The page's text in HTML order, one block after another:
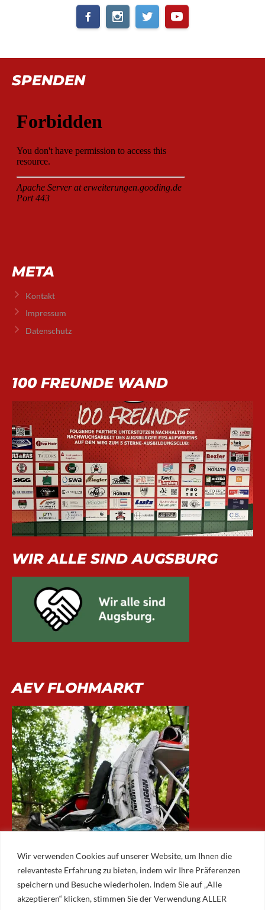
Wir verwenden Cookies auf unserer Website, um Ihnen die
relevanteste Erfahrung zu bieten, indem wir Ihre Präferenzen
speichern und Besuche wiederholen. Indem Sie auf „Alle
akzeptieren“ klicken, stimmen Sie der Verwendung ALLER
SPENDEN
META
Kontakt
Impressum
Datenschutz
100 FREUNDE WAND
WIR ALLE SIND AUGSBURG
AEV FLOHMARKT